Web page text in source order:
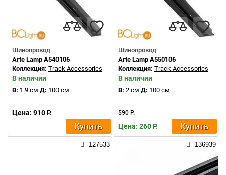
Шинопровод
Arte Lamp A540106
Коллекция: Track Accessories
В наличии
В: 1.9 см Д: 100 см
Цена: 910 Р.
Купить
Шинопровод
Arte Lamp A550106
Коллекция: Track Accessories
В наличии
В: 2 см Д: 100 см
590 Р.
Цена: 260 Р. Купить
127533 136939